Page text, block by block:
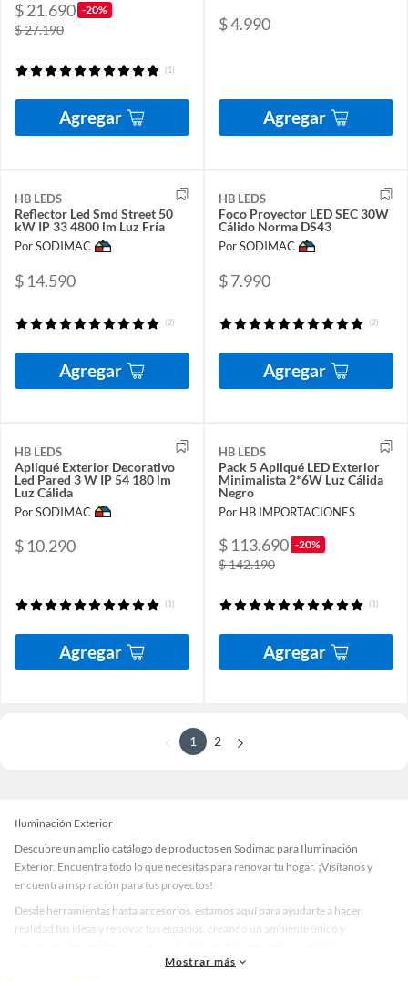
$ 21.690 -20%
$ 27.190
(1)
Agregar
$ 4.990
Agregar
HB LEDS
Reflector Led Smd Street 50
kW IP 33 4800 lm Luz Fría
Por SODIMAC
$ 14.590
(2)
Agregar
HB LEDS
Foco Proyector LED SEC 30W
Cálido Norma DS43
Por SODIMAC
$ 7.990
(2)
Agregar
HB LEDS
Apliqué Exterior Decorativo
Led Pared 3 W IP 54 180 lm
Luz Cálida
Por SODIMAC
$ 10.290
(1)
Agregar
HB LEDS
Pack 5 Apliqué LED Exterior
Minimalista 2*6W Luz Cálida
Negro
Por HB IMPORTACIONES
$ 113.690 -20%
$ 142.190
(1)
Agregar
1 2
Iluminación Exterior
Descubre un amplio catálogo de productos en Sodimac para Iluminación
Exterior. Encuentra todo lo que necesitas para renovar tu hogar. ¡Visítanos y
encuentra inspiración para tus proyectos!
Desde herramientas hasta accesorios, estamos aquí para ayudarte a hacer
realidad tus ideas y renovar tus espacios, creando un ambiente único y
accesorios de calidad que te ayudarán a crear un espacio más tú.
Mostrar más